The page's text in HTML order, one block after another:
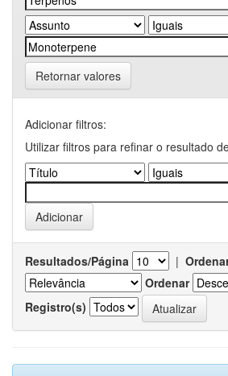
Retornar valores
Adicionar filtros:
Utilizar filtros para refinar o resultado
Resultados/Página |
Ordenar
Registro(s)